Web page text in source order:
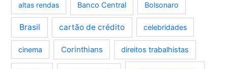
altas rendas Banco Central Bolsonaro
Brasil cartão de crédito celebridades
cinema Corinthians direitos trabalhistas